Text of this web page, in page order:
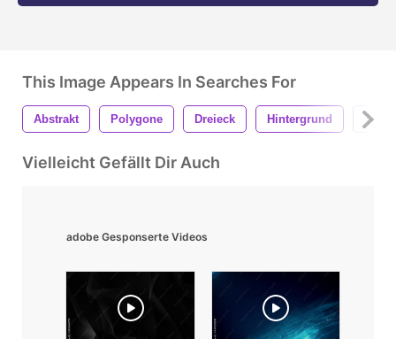
This Image Appears In Searches For
Abstrakt Polygone Dreieck Hintergrund
Vielleicht Gefällt Dir Auch
adobe Gesponserte Videos